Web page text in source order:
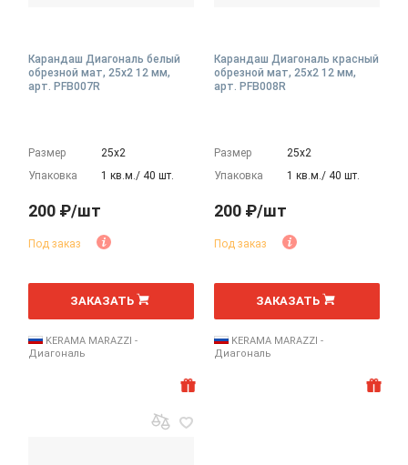
Карандаш Диагональ белый
обрезной мат, 25x2 12 мм,
арт. PFB007R
Размер
25х2
Упаковка
1 кв.м./ 40 шт.
200 ₽/шт
Под заказ
шт
ЗАКАЗАТЬ
KERAMA MARAZZI -
Диагональ
Карандаш Диагональ красный
обрезной мат, 25x2 12 мм,
арт. PFB008R
Размер
25х2
Упаковка
1 кв.м./ 40 шт.
200 ₽/шт
Под заказ
шт
ЗАКАЗАТЬ
KERAMA MARAZZI -
Диагональ